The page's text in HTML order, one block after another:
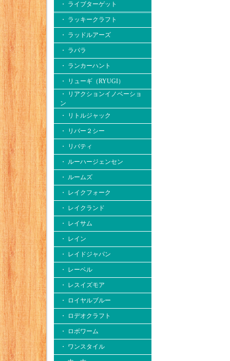
・ ライブターゲット
・ ラッキークラフト
・ ラッドルアーズ
・ ラパラ
・ ランカーハント
・ リューギ（RYUGI）
・ リアクションイノベーショ
ン
・ リトルジャック
・ リバー２シー
・ リバティ
・ ルーハージェンセン
・ ルームズ
・ レイクフォーク
・ レイクランド
・ レイサム
・ レイン
・ レイドジャパン
・ レーベル
・ レスイズモア
・ ロイヤルブルー
・ ロデオクラフト
・ ロボワーム
・ ワンスタイル